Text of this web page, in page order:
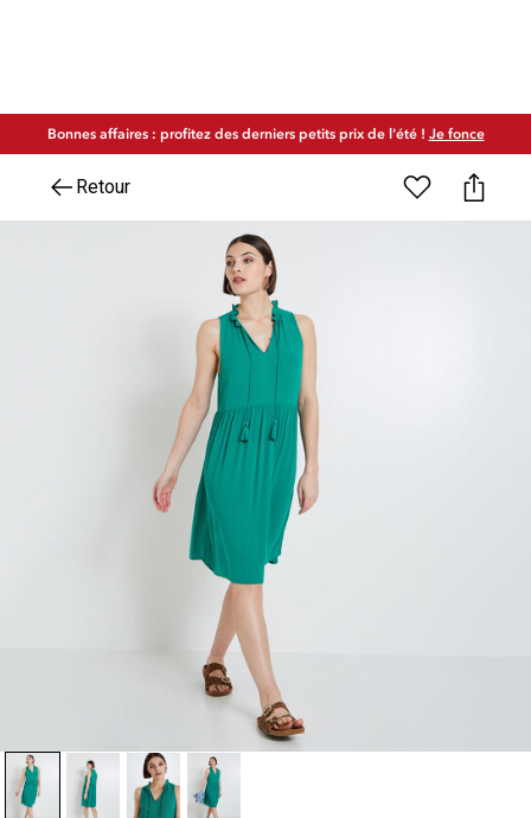
Bonnes affaires : profitez des derniers petits prix de l'été ! Je fonce
Retour